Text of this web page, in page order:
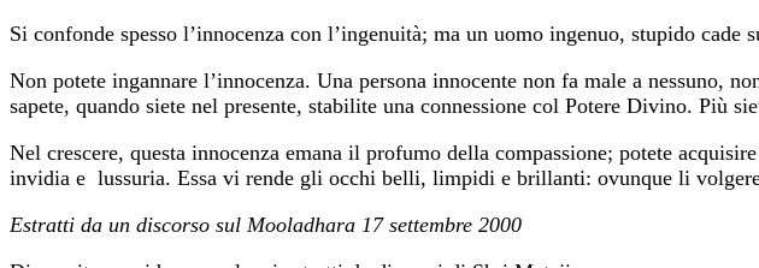
Si confonde spesso l’innocenza con l’ingenuità; ma un uomo ingenuo, stupido
Non potete ingannare l’innocenza. Una persona innocente non fa male a nessuno,
sapete, quando siete nel presente, stabilite una connessione col Potere Divino. Più
Nel crescere, questa innocenza emana il profumo della compassione; potete
invidia e lussuria. Essa vi rende gli occhi belli, limpidi e brillanti: ovunque li
Estratti da un discorso sul Mooladhara 17 settembre 2000